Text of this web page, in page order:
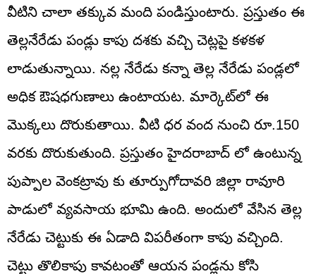
వీటిని చాలా తక్కువ మంది పండిస్తుంటారు. ప్రస్తుతం ఈ
తెల్లనేరేడు పండ్లు కాపు దశకు వచ్చి చెట్లపై కళకళ
లాడుతున్నాయి. నల్ల నేరేడు కన్నా తెల్ల నేరేడు పండ్లలో
అధిక ఔషధగుణాలు ఉంటాయట. మార్కెట్‌లో ఈ
మొక్కలు దొరుకుతాయి. వీటి ధర వంద నుంచి రూ.150
వరకు దొరుకుతుంది. ప్రస్తుతం హైదరాబాద్ లో ఉంటున్న
పుప్పాల వెంకట్రావు కు తూర్పుగోదావరి జిల్లా రావూరి
పాడులో వ్యవసాయ భూమి ఉంది. అందులో వేసిన తెల్ల
నేరేడు చెట్టుకు ఈ ఏడాది విపరీతంగా కాపు వచ్చింది.
చెట్టు తొలికాపు కావటంతో ఆయన పండ్లను కోసి